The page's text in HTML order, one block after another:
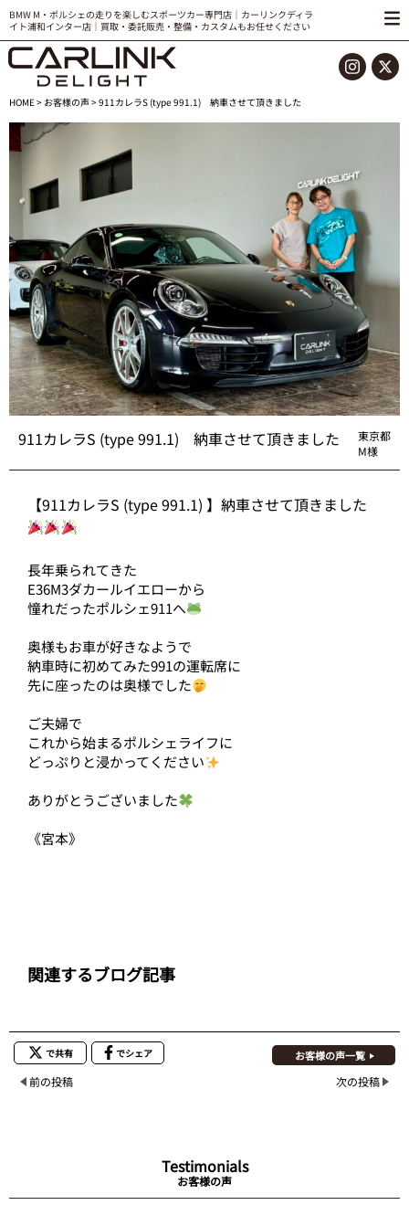
BMW M・ポルシェの走りを楽しむスポーツカー専門店｜カーリンクディラ
イト浦和インター店｜買取・委託販売・整備・カスタムもお任せください
HOME> お客様の声> 911カレラS (type 991.1) 納車させて頂きました
911カレラS (type 991.1) 納車させて頂きました
東京都
M様
【911カレラS (type 991.1) 】納車させて頂きました
長年乗られてきた
E36M3ダカールイエローから
憧れだったポルシェ911へ
奥様もお車が好きなようで
納車時に初めてみた991の運転席に
先に座ったのは奥様でした
ご夫婦で
これから始まるポルシェライフに
どっぷりと浸かってください
ありがとうございました
《宮本》
関連するブログ記事
で共有 でシェア お客様の声一覧
前の投稿 次の投稿
Testimonials
お客様の声